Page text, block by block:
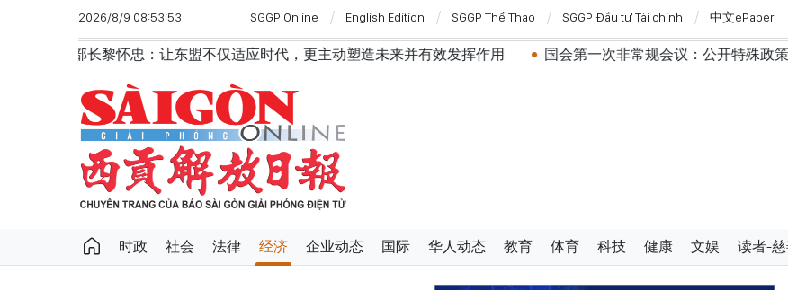
2026/8/9 08:53:53 SGGP Online English Edition SGGP Thể Thao SGGP Đầu tư Tài chính 中文ePaper
：让东盟不仅适应时代，更主动塑造未来并有效发挥作用 国会第一次非常规会议：公开特殊政策适用范围内的2027
时政 社会 法律 经济 企业动态 国际 华人动态 教育 体育 科技 健康 文娱 读者-